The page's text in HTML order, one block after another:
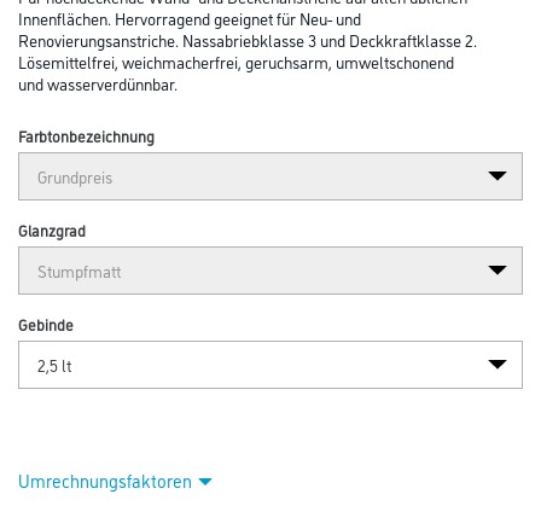
Bitte einloggen, um Preise zu sehen